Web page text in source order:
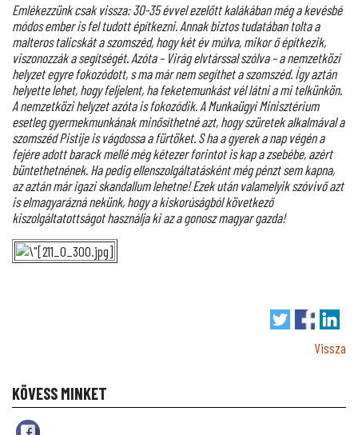
Emlékezzünk csak vissza: 30-35 évvel ezelőtt kalákában még a kevésbé
módos ember is fel tudott építkezni. Annak biztos tudatában tolta a
malteros talicskát a szomszéd, hogy két év múlva, mikor ő építkezik,
viszonozzák a segítségét. Azóta – Virág elvtárssal szólva – a nemzetközi
helyzet egyre fokozódott, s ma már nem segíthet a szomszéd. Így aztán
helyette lehet, hogy feljelent, ha feketemunkást vél látni a mi telkünkön.
A nemzetközi helyzet azóta is fokozódik. A Munkaügyi Minisztérium
esetleg gyermekmunkának minősíthetné azt, hogy szüretek alkalmával a
szomszéd Pistije is vágdossa a fürtöket. S ha a gyerek a nap végén a
fejére adott barack mellé még kétezer forintot is kap a zsebébe, azért
büntethetnének. Ha pedig ellenszolgáltatásként még pénzt sem kapna,
az aztán már igazi skandallum lehetne! Ezek után valamelyik szóvivő azt
is elmagyarázná nekünk, hogy a kiskorúságból következő
kiszolgáltatottságot használja ki az a gonosz magyar gazda!
Vissza
KÖVESS MINKET